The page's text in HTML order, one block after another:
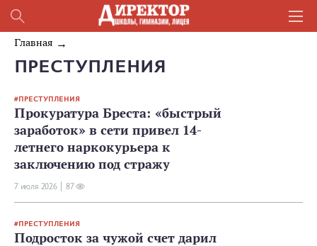
Главная
ПРЕСТУПЛЕНИЯ
ПРЕСТУПЛЕНИЯ
Прокуратура Бреста: «быстрый
заработок» в сети привел 14-
летнего наркокурьера к
заключению под стражу
7 июля 2026 87
ПРЕСТУПЛЕНИЯ
Подросток за чужой счет дарил